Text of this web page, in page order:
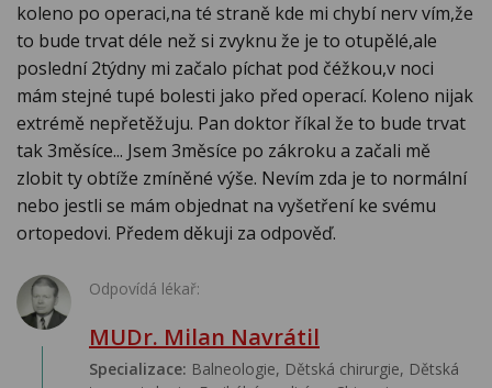
koleno po operaci,na té straně kde mi chybí nerv vím,že
to bude trvat déle než si zvyknu že je to otupělé,ale
poslední 2týdny mi začalo píchat pod čéžkou,v noci
mám stejné tupé bolesti jako před operací. Koleno nijak
extrémě nepřetěžuju. Pan doktor říkal že to bude trvat
tak 3měsíce... Jsem 3měsíce po zákroku a začali mě
zlobit ty obtíže zmíněné výše. Nevím zda je to normální
nebo jestli se mám objednat na vyšetření ke svému
ortopedovi. Předem děkuji za odpověď.
Odpovídá lékař:
MUDr. Milan Navrátil
Specializace: Balneologie, Dětská chirurgie, Dětská